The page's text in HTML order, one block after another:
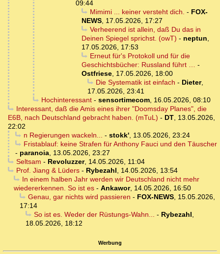
09:44
Mimimi ... keiner versteht dich. - FOX-
NEWS, 17.05.2026, 17:27
Verheerend ist allein, daß Du das in
Deinen Spiegel sprichst. (owT) - neptun,
17.05.2026, 17:53
Erneut für's Protokoll und für die
Geschichtsbücher: Russland führt … -
Ostfriese, 17.05.2026, 18:00
Die Systematik ist einfach - Dieter,
17.05.2026, 23:41
Hochinteressant- sensortimecom, 16.05.2026, 08:10
Interessant, daß die Amis eines ihrer "Doomsday Planes", die
E6B, nach Deutschland gebracht haben. (mTuL) - DT, 13.05.2026,
22:02
n Regierungen wackeln... - stokk', 13.05.2026, 23:24
Fristablauf: keine Strafen für Anthony Fauci und den Täuscher
- paranoia, 13.05.2026, 23:27
Seltsam - Revoluzzer, 14.05.2026, 11:04
Prof. Jiang & Lüders- Rybezahl, 14.05.2026, 13:54
In einem halben Jahr werden wir Deutschland nicht mehr
wiedererkennen. So ist es - Ankawor, 14.05.2026, 16:50
Genau, gar nichts wird passieren - FOX-NEWS, 15.05.2026,
17:14
So ist es. Weder der Rüstungs-Wahn... - Rybezahl,
18.05.2026, 18:12
Werbung